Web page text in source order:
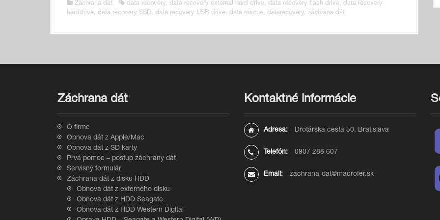
Záchrana dát data recovery, data recovery external hard drive, data recovery flash drive, data recovery
harddrive, data recovery SSD, data recovery USB drive, data rescue, datarecovery, záchrana dát
Záchrana dát
O firme
Obnova dát z Apple/Mac
Obnova dát z SD karty
Prvá pomoc – postup záchrany dát
Servisný formulár
Záchrana dát z disku HDD
Obnova dát z externého disku
Obnova dát z HDD Seagate
Obnova dát z HDD Western Digital
Kontaktné informácie
Adresa: Drotárska cesta 50, Bratislava
Telefón: 0907 288 607
Email: zachrana-dat@macrofer.sk